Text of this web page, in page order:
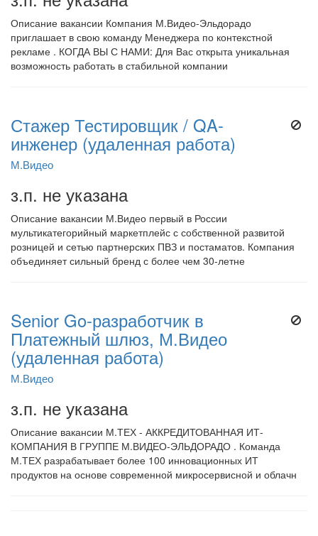
Описание вакансии Компания М.Видео-Эльдорадо
приглашает в свою команду Менеджера по контекстной
рекламе . КОГДА ВЫ С НАМИ: Для Вас открыта уникальная
возможность работать в стабильной компании
Стажер Тестировщик / QA-
инженер (удаленная работа)
М.Видео
з.п. не указана
Описание вакансии М.Видео первый в России
мультикатегорийный маркетплейс с собственной развитой
розницей и сетью партнерских ПВЗ и постаматов. Компания
объединяет сильный бренд с более чем 30-летне
Senior Go-разработчик в
Платежный шлюз, М.Видео
(удаленная работа)
М.Видео
з.п. не указана
Описание вакансии М.ТЕХ - АККРЕДИТОВАННАЯ ИТ-
КОМПАНИЯ В ГРУППЕ М.ВИДЕО-ЭЛЬДОРАДО . Команда
М.ТЕХ разрабатывает более 100 инновационных ИТ
продуктов на основе современной микросервисной и облачн